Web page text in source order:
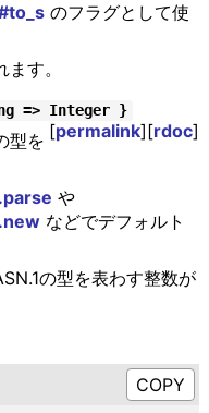
のフラグとして使
す。
=> Integer }
[permalink][rdoc]
型を
や
などでデフォルト
の型を表わす整数が